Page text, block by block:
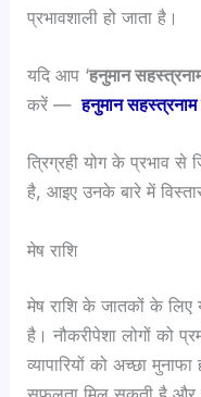
प्रभावशाली हो जाता है।
यदि आप ‘हनुमान
करें —हनुमान सहस्त्रनाम
त्रिग्रही योग के प्रभाव से
है, आइए उनके बारे में
मेष राशि
मेष राशि के जातकों के
है। नौकरीपेशा लोगों को
व्यापारियों को अच्छा